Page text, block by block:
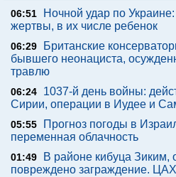
06:51
Ночной удар по
жертвы, в их числе ребенок
06:29
Британские
бывшего неонациста,
травлю
06:24
1037-й день войны:
Сирии, операции в Иудее и
05:55
Прогноз погоды в
переменная облачность
01:49
В районе кибуца Зиким,
повреждено заграждение.